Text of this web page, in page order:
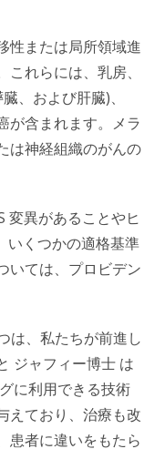
性または局所領域進
れらには、乳房、
、および肝臓)、
が含まれます。メラ
は神経組織のがんの
変異があることやヒ
いくつかの適格基準
いては、プロビデン
は、私たちが前進し
ジャフィー博士 は
に利用できる技術
えており、治療も改
患者に違いをもたら